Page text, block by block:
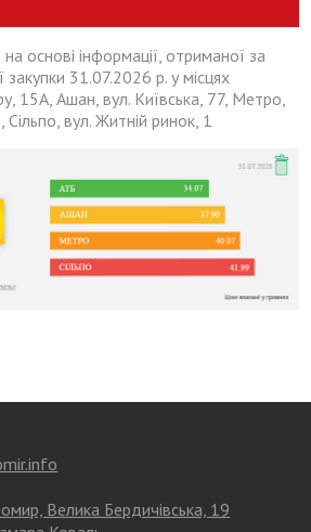
основі інформації, отриманої за
31.07.2026 р. у місцях
15А, Ашан, вул. Київська, 77, Метро,
вул. Житній ринок, 1
Велика Бердичівська, 19